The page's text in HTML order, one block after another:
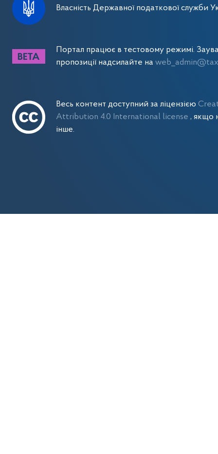
Власність Державної податкової служби
Портал працює в тестовому режимі.
пропозиції надсилайте на
Весь контент доступний за ліцензією
Attribution 4.0 International license , якщо
інше.